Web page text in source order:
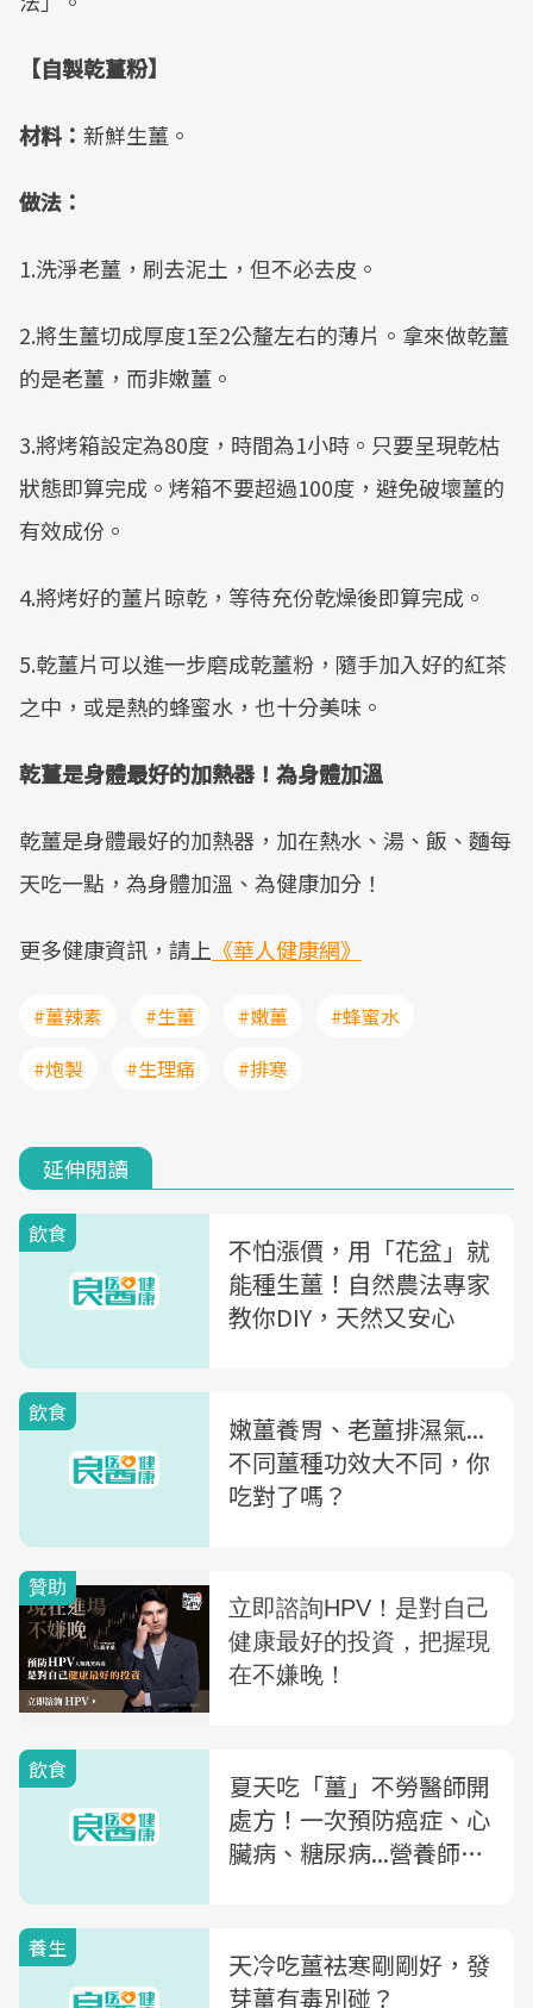
【自製乾薑粉】
材料： 新鮮生薑。
做法：
1.洗淨老薑，刷去泥土，但不必去皮。
2.將生薑切成厚度1至2公釐左右的薄片。拿來做乾薑
的是老薑，而非嫩薑。
3.將烤箱設定為80度，時間為1小時。只要呈現乾枯
狀態即算完成。烤箱不要超過100度，避免破壞薑的
有效成份。
4.將烤好的薑片晾乾，等待充份乾燥後即算完成。
5.乾薑片可以進一步磨成乾薑粉，隨手加入好的紅茶
之中，或是熱的蜂蜜水，也十分美味。
乾薑是身體最好的加熱器！為身體加溫
乾薑是身體最好的加熱器，加在熱水、湯、飯、麵每
天吃一點，為身體加溫、為健康加分！
更多健康資訊，請上 《華人健康網》
#薑辣素 #生薑 #嫩薑
#蜂蜜水
#炮製
#生理痛 #排寒
延伸閱讀
飲食
不怕漲價，用「花盆」就
能種生薑！自然農法專家
教你DIY，天然又安心
飲食
嫩薑養胃、老薑排濕氣...
不同薑種功效大不同，你
吃對了嗎？
飲食
夏天吃「薑」不勞醫師開
處方！一次預防癌症、心
臟病、糖尿病...營養師教
養生
天冷吃薑祛寒剛剛好，發
芽薑有毒別碰？